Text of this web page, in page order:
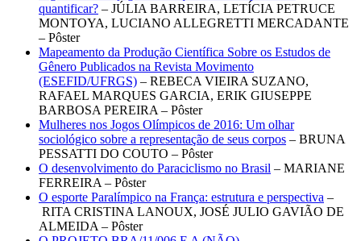
quantificar? – JÚLIA BARREIRA, LETÍCIA PETRUCE
MONTOYA, LUCIANO ALLEGRETTI MERCADANTE
– Pôster
Mapeamento da Produção Científica Sobre os Estudos de
Gênero Publicados na Revista Movimento
(ESEFID/UFRGS) – REBECA VIEIRA SUZANO,
RAFAEL MARQUES GARCIA, ERIK GIUSEPPE
BARBOSA PEREIRA – Pôster
Mulheres nos Jogos Olímpicos de 2016: Um olhar
sociológico sobre a representação de seus corpos – BRUNA
PESSATTI DO COUTO – Pôster
O desenvolvimento do Paraciclismo no Brasil – MARIANE
FERREIRA – Pôster
O esporte Paralímpico na França: estrutura e perspectiva –
RITA CRISTINA LANOUX, JOSÉ JULIO GAVIÃO DE
ALMEIDA – Pôster